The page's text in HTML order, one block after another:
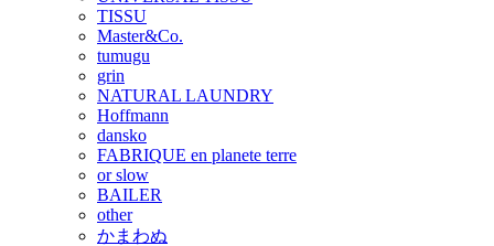
TISSU
Master&Co.
tumugu
grin
NATURAL LAUNDRY
Hoffmann
dansko
FABRIQUE en planete terre
or slow
BAILER
other
かまわぬ